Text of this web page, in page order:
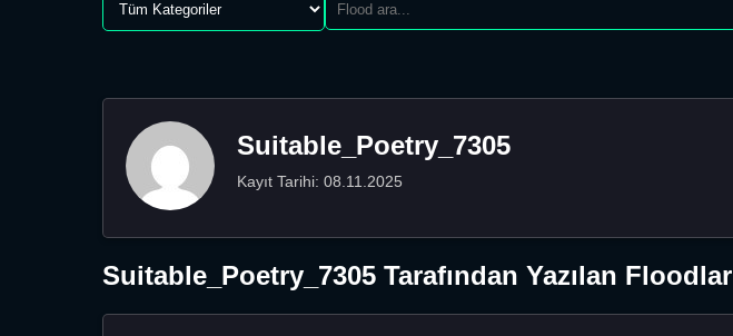
Suitable_Poetry_7305
Kayıt Tarihi: 08.11.2025
Suitable_Poetry_7305 Tarafından Yazılan Floodlar